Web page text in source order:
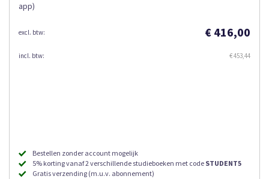
app)
€ 416,00
€ 453,44
Bestellen zonder account mogelijk
5% korting vanaf 2 verschillende studieboeken met code STUDENT5
Gratis verzending (m.u.v. abonnement)